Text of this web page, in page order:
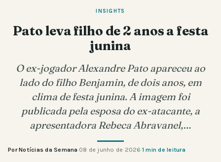
INSIGHTS
Pato leva filho de 2 anos a festa
junina
O ex-jogador Alexandre Pato apareceu ao
lado do filho Benjamin, de dois anos, em
clima de festa junina. A imagem foi
publicada pela esposa do ex-atacante, a
apresentadora Rebeca Abravanel,…
Por Notícias da Semana·08 de junho de 2026·1 min de leitura